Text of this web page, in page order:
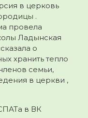
в церковь
.
провела
Ладынская
о
хранить тепло
семьи,
в церкви ,
в ВК